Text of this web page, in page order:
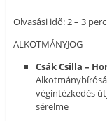
Olvasási idő: 2 – 3 perc
ALKOTMÁNYJOG
Csák Csilla –
végintézkedés
sérelme